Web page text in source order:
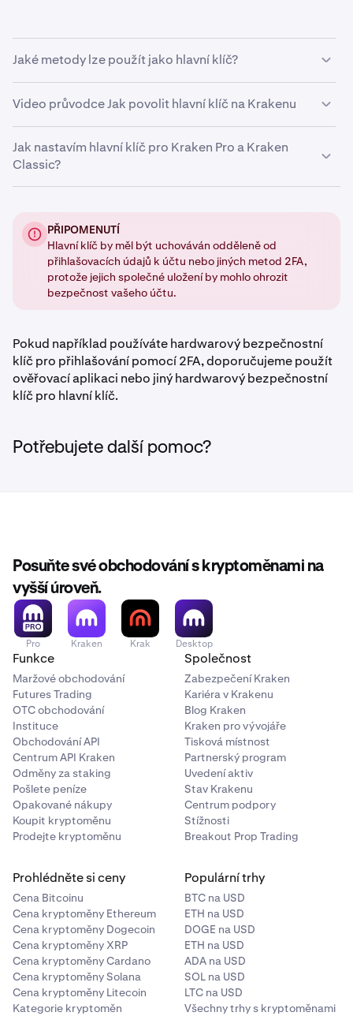
Jaké metody lze použít jako hlavní klíč?
•
Hardwarový bezpečnostní klíč (doporučeno).
Kraken podporuje pro hlavní klíč bezpečnostní klíče,
které používají protokoly FIDO2.
• Aplikace Authenticator
• Statické heslo
Video průvodce Jak povolit hlavní klíč na Krakenu
Jak nastavím hlavní klíč pro Kraken Pro a Kraken
Classic?
Přihlaste sea klikněte na ikonu vašeho profilu v
pravém horním rohu stránky.
Klikněte na Nastavení a přejděte na kartu
Sjeďte dolů do sekce Pokročilá nastavení a klikněte
na tlačítko Povolit pro hlavní klíč.
4 Poté budete muset zadat
5 Vyberte si preferovanou metodu.
1 Přihlaste sea klikněte na svéjméno
rohu stránky.
Klikněte na Bezpečnost > Nastavení 2FA.
Sjeďte dolů do sekce Hlavní klíč a klikněte na
přepínač Zapnout/Vypnout.
Pokud máte ve svém účtu povolené 2FA při
přihlášení, budete vyzváni k zadání svého kódu 2FA.
4
Postupujte podle pokynů na obrazovce pro
potvrzení nastavení hlavního klíče.
PŘIPOMENUTÍ
Hlavní klíč by měl být uchováván odděleně od
přihlašovacích údajů k účtu nebo jiných metod 2FA,
protože jejich společné uložení by mohlo ohrozit
bezpečnost vašeho účtu.
Pokud například používáte hardwarový bezpečnostní
klíč pro přihlašování pomocí 2FA, doporučujeme použít
ověřovací aplikaci nebo jiný hardwarový bezpečnostní
klíč pro hlavní klíč.
Potřebujete další pomoc?
Posuňte své obchodování s kryptoměnami na
vyšší úroveň.
Pro Kraken Krak Desktop
Funkce
Maržové obchodování
Futures Trading
OTC obchodování
Instituce
Obchodování API
Centrum API Kraken
Odměny za staking
Pošlete peníze
Opakované nákupy
Koupit kryptoměnu
Prodejte kryptoměnu
Společnost
Zabezpečení Kraken
Kariéra v Krakenu
Blog Kraken
Kraken pro vývojáře
Tisková místnost
Partnerský program
Uvedení aktiv
Stav Krakenu
Centrum podpory
Stížnosti
Breakout Prop Trading
Prohlédněte si ceny
Cena Bitcoinu
Cena kryptoměny Ethereum
Cena kryptoměny Dogecoin
Cena kryptoměny XRP
Cena kryptoměny Cardano
Cena kryptoměny Solana
Cena kryptoměny Litecoin
Kategorie kryptoměn
Populární trhy
BTC na USD
ETH na USD
DOGE na USD
ETH na USD
ADA na USD
SOL na USD
LTC na USD
Všechny trhy s kryptoměnami